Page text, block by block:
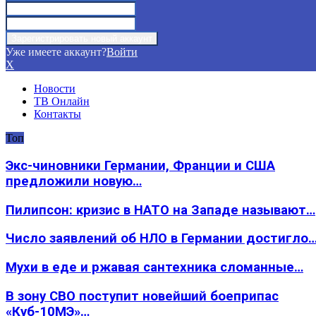
Уже имеете аккаунт?Войти
X
Новости
ТВ Онлайн
Контакты
Топ
Экс-чиновники Германии, Франции и США
предложили новую…
Пилипсон: кризис в НАТО на Западе называют…
Число заявлений об НЛО в Германии
Мухи в еде и ржавая сантехника сломанные…
В зону СВО поступит новейший боеприпас
«Куб-10МЭ»…